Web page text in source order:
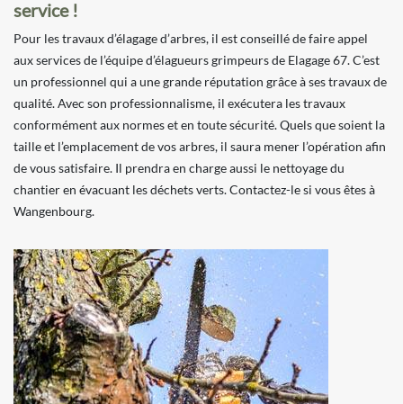
service !
Pour les travaux d’élagage d’arbres, il est conseillé de faire appel
aux services de l’équipe d’élagueurs grimpeurs de Elagage 67. C’est
un professionnel qui a une grande réputation grâce à ses travaux de
qualité. Avec son professionnalisme, il exécutera les travaux
conformément aux normes et en toute sécurité. Quels que soient la
taille et l’emplacement de vos arbres, il saura mener l’opération afin
de vous satisfaire. Il prendra en charge aussi le nettoyage du
chantier en évacuant les déchets verts. Contactez-le si vous êtes à
Wangenbourg.